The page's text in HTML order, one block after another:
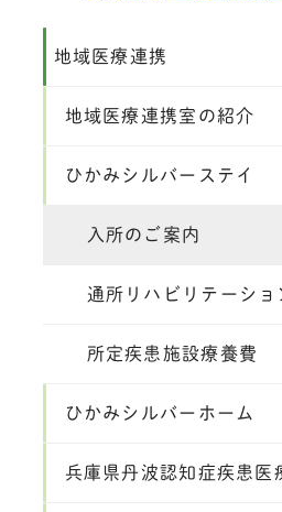
地域医療連携
地域医療連携室の紹介
ひかみシルバーステイ
入所のご案内
通所リハビリテーショ
所定疾患施設療養費
ひかみシルバーホーム
兵庫県丹波認知症疾患医